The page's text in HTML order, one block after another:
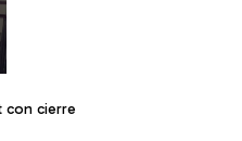
con cierre